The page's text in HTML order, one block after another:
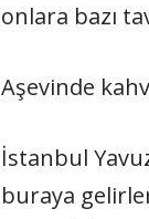
onlara bazı
Aşevinde
İstanbul
buraya